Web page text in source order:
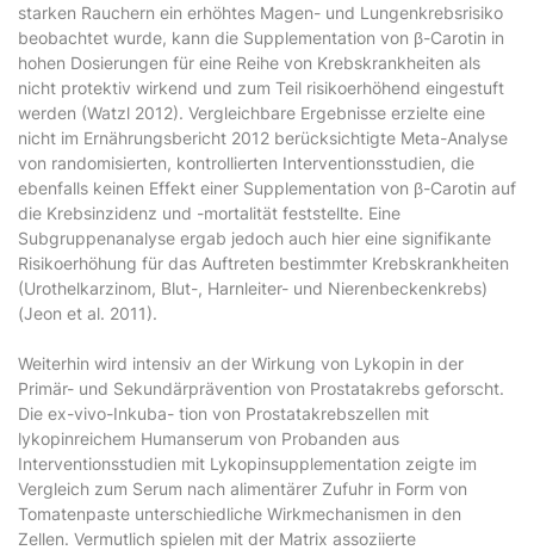
starken Rauchern ein erhöhtes Magen- und Lungenkrebsrisiko
beobachtet wurde, kann die Supplementation von β-Carotin in
hohen Dosierungen für eine Reihe von Krebskrankheiten als
nicht protektiv wirkend und zum Teil risikoerhöhend eingestuft
werden (Watzl 2012). Vergleichbare Ergebnisse erzielte eine
nicht im Ernährungsbericht 2012 berücksichtigte Meta-Analyse
von randomisierten, kontrollierten Interventionsstudien, die
ebenfalls keinen Effekt einer Supplementation von β-Carotin auf
die Krebsinzidenz und -mortalität feststellte. Eine
Subgruppenanalyse ergab jedoch auch hier eine signifikante
Risikoerhöhung für das Auftreten bestimmter Krebskrankheiten
(Urothelkarzinom, Blut-, Harnleiter- und Nierenbeckenkrebs)
(Jeon et al. 2011).
Weiterhin wird intensiv an der Wirkung von Lykopin in der
Primär- und Sekundärprävention von Prostatakrebs geforscht.
Die ex-vivo-Inkuba- tion von Prostatakrebszellen mit
lykopinreichem Humanserum von Probanden aus
Interventionsstudien mit Lykopinsupplementation zeigte im
Vergleich zum Serum nach alimentärer Zufuhr in Form von
Tomatenpaste unterschiedliche Wirkmechanismen in den
Zellen. Vermutlich spielen mit der Matrix assoziierte